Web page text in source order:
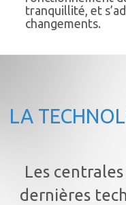
tranquillité, et
changements.
LA
Les
dernières